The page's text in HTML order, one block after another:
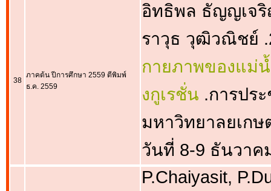
38
ภาคต้น ปีการศึกษา 2559 ตีพิมพ์
ธ.ค. 2559
อิทธิพล ธัญญเจ
ราวุธ วุฒิวณิชย์
กายภาพของแม่น้
งกูเรชั่น .การปร
มหาวิทยาลยเก
วันที่ 8-9 ธันวาค
P.Chaiyasit,